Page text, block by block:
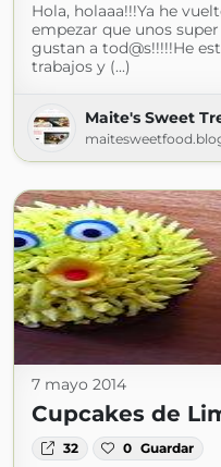
Hola, holaaa!!!Ya he
empezar que unos
gustan a tod@s!!!!!He
trabajos y (...)
Maite's Sweet
7 mayo 2014
Cupcakes de
32 0 Guardar